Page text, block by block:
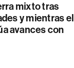
mixto tras
y mientras el
avances con